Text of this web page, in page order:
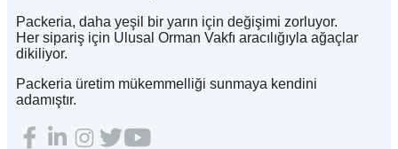
Packeria, daha yeşil bir yarın için değişimi zorluyor.
Her sipariş için Ulusal Orman Vakfı aracılığıyla ağaçlar
dikiliyor.
Packeria üretim mükemmelliği sunmaya kendini
adamıştır.